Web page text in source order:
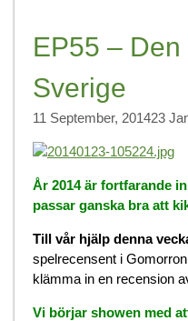
EP55 –
Sverige
11 September, 201423
År 2014 är fortfarande
passar ganska bra att
Till vår hjälp denna
spelrecensent i
klämma in en recension
Vi börjar showen med